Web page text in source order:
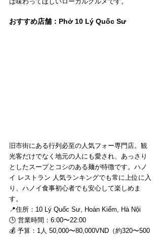
おすすめ店舗：Phở 10 Lý Quốc Sư
旧市街にある行列必至の人気フォー専門店。観
光客だけでなく地元の人にも愛され、あっさり
としたスープとコシのある麺が特徴です。ハノ
イ レストラン 人気ランキングでも常に上位に入
り、ハノイ食事初心者でも安心して楽しめま
す。
📍住所：10 Lý Quốc Sư, Hoàn Kiếm, Hà Nội
🕒 営業時間：6:00〜22:00
💰 予算：1人 50,000〜80,000VND（約320〜500